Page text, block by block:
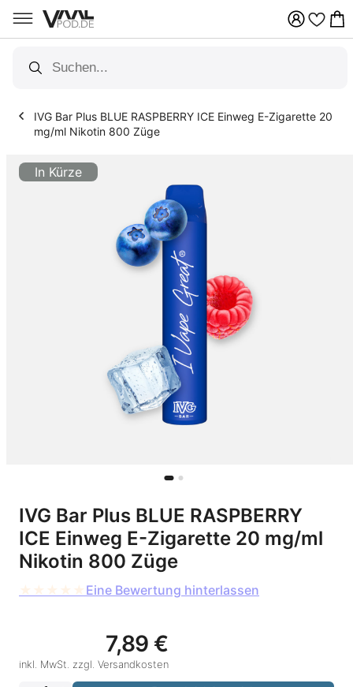
Zum
IVG Bar Plus BLUE RASPBERRY ICE Einweg E-Zigarette 20
mg/ml Nikotin 800 Züge
IVG Bar Plus BLUE RASPBERRY
ICE Einweg E-Zigarette 20 mg/ml
Nikotin 800 Züge
★ ★ ★ ★ ★ Eine Bewertung hinterlassen
7,89 €
inkl. MwSt. zzgl. Versandkosten